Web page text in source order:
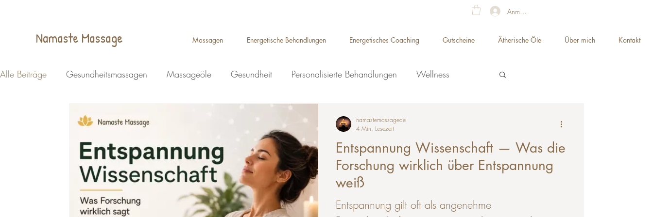
Anmelden
Namaste Massage Massagen Energetische Behandlungen Energetisches Coaching Gutscheine Ätherische Öle Über mich Kontakt
Alle Beiträge Gesundheitsmassagen Massageöle Gesundheit Personalisierte Behandlungen Wellness
Ganzheitliche Massage Ganzkörpermassage Lohmar
Energiemassage Lohmar Breuss Massage Lohmar Reflexzonenmassage Lohmar Massagen
Fußreflexzonenmassage Lohmar Schwangerschaft Wellness Massage
Entspannung Wissenschaft — Was die
Forschung wirklich über Entspannung
weiß
Entspannung gilt oft als angenehme
namastemassagede
4 Min. Lesezeit